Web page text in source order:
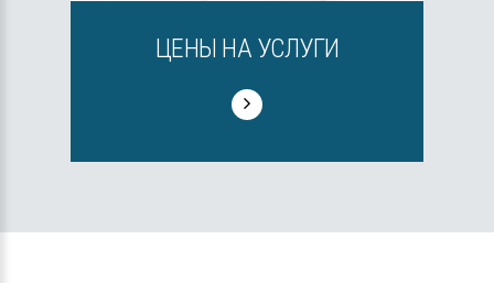
ЦЕНЫ НА УСЛУГИ